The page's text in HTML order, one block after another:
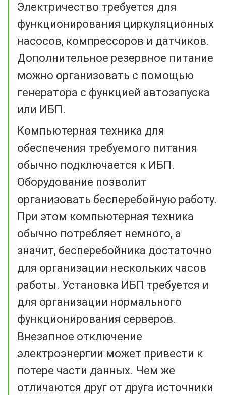
Электричество требуется для
функционирования циркуляционных
насосов, компрессоров и датчиков.
Дополнительное резервное питание
можно организовать с помощью
генератора с функцией автозапуска
или ИБП.
Компьютерная техника для
обеспечения требуемого питания
обычно подключается к ИБП.
Оборудование позволит
организовать бесперебойную работу.
При этом компьютерная техника
обычно потребляет немного, а
значит, бесперебойника достаточно
для организации нескольких часов
работы. Установка ИБП требуется и
для организации нормального
функционирования серверов.
Внезапное отключение
электроэнергии может привести к
потере части данных. Чем же
отличаются друг от друга источники